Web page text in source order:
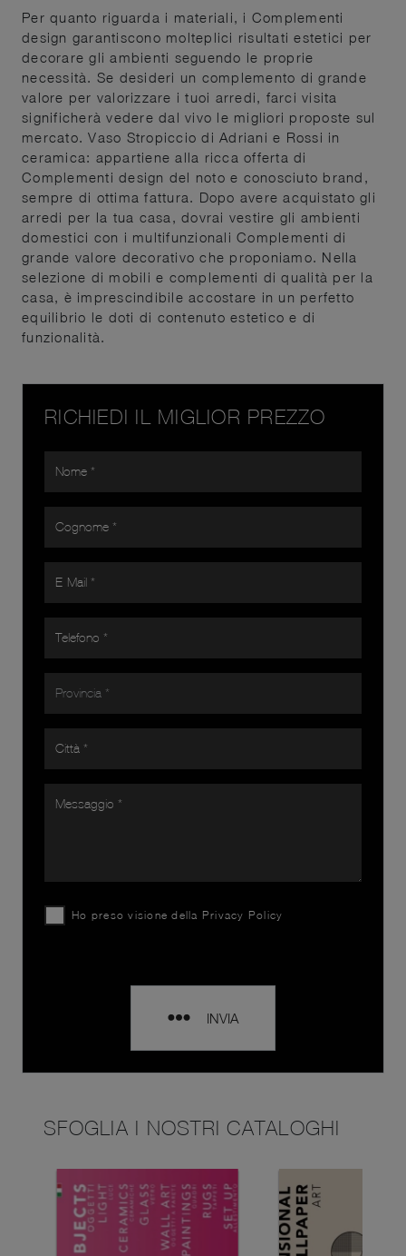
Per quanto riguarda i materiali, i Complementi
design garantiscono molteplici risultati estetici per
decorare gli ambienti seguendo le proprie
necessità. Se desideri un complemento di grande
valore per valorizzare i tuoi arredi, farci visita
significherà vedere dal vivo le migliori proposte sul
mercato. Vaso Stropiccio di Adriani e Rossi in
ceramica: appartiene alla ricca offerta di
Complementi design del noto e conosciuto brand,
sempre di ottima fattura. Dopo avere acquistato gli
arredi per la tua casa, dovrai vestire gli ambienti
domestici con i multifunzionali Complementi di
grande valore decorativo che proponiamo. Nella
selezione di mobili e complementi di qualità per la
casa, è imprescindibile accostare in un perfetto
equilibrio le doti di contenuto estetico e di
funzionalità.
RICHIEDI IL MIGLIOR PREZZO
Ho preso visione della Privacy Policy
INVIA
SFOGLIA I NOSTRI CATALOGHI